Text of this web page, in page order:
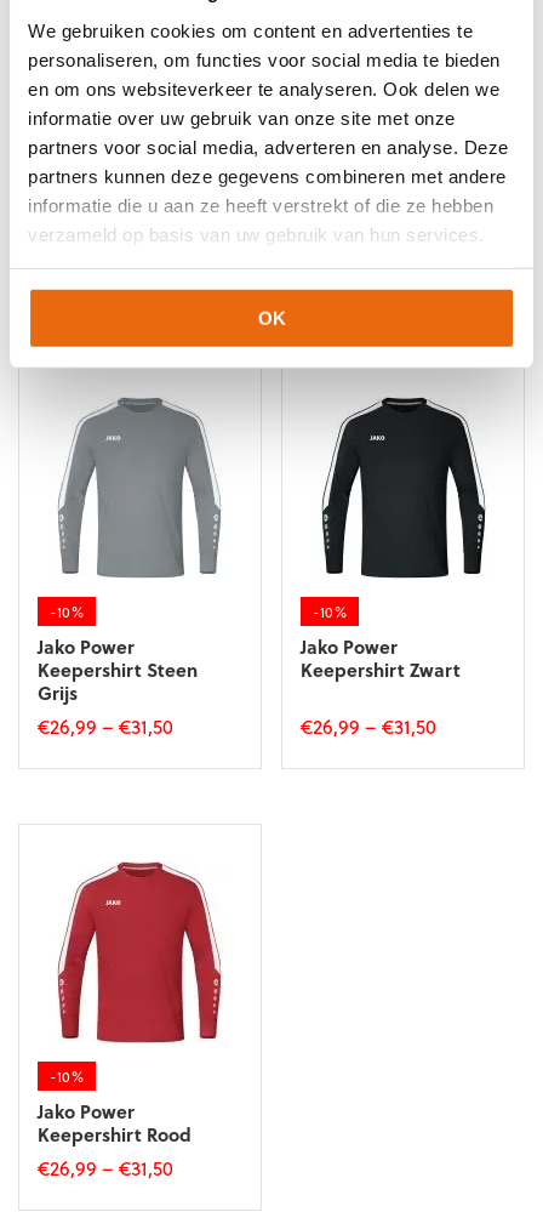
We gebruiken cookies om content en advertenties te
personaliseren, om functies voor social media te bieden
en om ons websiteverkeer te analyseren. Ook delen we
informatie over uw gebruik van onze site met onze
partners voor social media, adverteren en analyse. Deze
partners kunnen deze gegevens combineren met andere
informatie die u aan ze heeft verstrekt of die ze hebben
verzameld op basis van uw gebruik van hun services.
OK
gekozen
worden
op
de
productpagina
gekozen
worden
op
de
productpagina
NIEUW! -10%
Uhlsport Save
Goalkeeper Shirt Red
Black
€40,49–€44,99
Dit
heeft
meerdere
Deze
optie
kan
gekozen
worden
productpagina
-10%
Jako Power
Keepershirt Oranje
€26,99–€31,50
Dit
heeft
meerdere
Deze
optie
kan
gekozen
worden
productpagina
-10%
Jako Power
Keepershirt Steen
Grijs
€26,99 – €31,50
Deze
optie
kan
gekozen
worden
productpagina
-10%
Jako Power
Keepershirt Zwart
€26,99 –€31,50
-10%
Jako Power
Keepershirt Rood
€26,99 – €31,50